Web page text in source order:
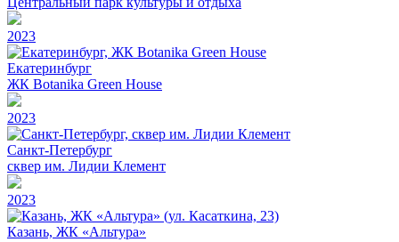
2023
Екатеринбург
ЖК Botanika Green House
2023
Санкт-Петербург
сквер им. Лидии Клемент
2023
Казань, ЖК «Альтура»